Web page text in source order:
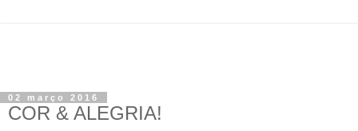
02 março 2016
COR & ALEGRIA!